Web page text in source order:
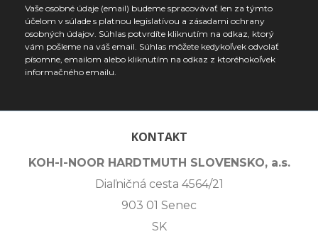
Vaše osobné údaje (email) budeme spracovávať len za týmto
účelom v súlade s platnou legislatívou a zásadami ochrany
osobných údajov. Súhlas potvrdíte kliknutím na odkaz, ktorý
vám pošleme na váš email. Súhlas môžete kedykoľvek odvolať
písomne, emailom alebo kliknutím na odkaz z ktoréhokoľvek
informačného emailu.
KONTAKT
KOH-I-NOOR HARDTMUTH SLOVENSKO, a.s.
Diaľničná cesta 4564/21
903 01 Senec
SK